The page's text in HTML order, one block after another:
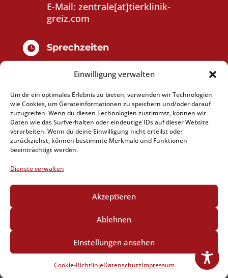
Einwilligung verwalten
Um dir ein optimales Erlebnis zu bieten, verwenden wir Technologien
wie Cookies, um Geräteinformationen zu speichern und/oder darauf
zuzugreifen. Wenn du diesen Technologien zustimmst, können wir
Daten wie das Surfverhalten oder eindeutige IDs auf dieser Website
verarbeiten. Wenn du deine Einwilligung nicht erteilst oder
zurückziehst, können bestimmte Merkmale und Funktionen
beeinträchtigt werden.
Dienste verwalten
Akzeptieren
Ablehnen
Einstellungen ansehen
Cookie-RichtlinieDatenschutzImpressum
E-Mail: zentrale[at]tierklinik-
greiz.com
 Sprechzeiten
10 - 12 Uhr
Mi
10 - 12 Uhr
Do
10 - 12 Uhr & 15 - 18 Uhr
Fr
10 - 12 Uhr
Impressum
Datenschutz
Dr. Gerstner GmbH
goodluz, NiDerLander, Chalabala, ALIAKSANDR, Elnur, Fxquadro, mad_production,
Denys Kurbatov, Seventyfour, irishasel